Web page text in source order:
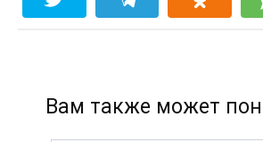
Вам также может